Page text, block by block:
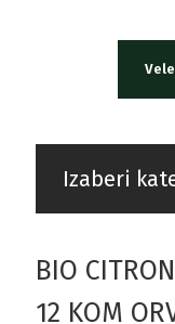
Izaberi
BIO
12 KOM